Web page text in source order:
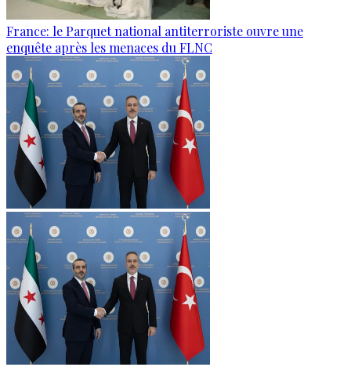
France: le Parquet national antiterroriste ouvre une
enquête après les menaces du FLNC